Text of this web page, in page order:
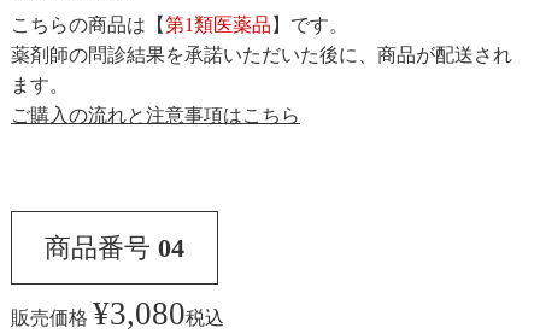
こちらの商品は【第1類医薬品 】です。
薬剤師の問診結果を承諾いただいた後に、商品が配送され
ます。
ご購入の流れと注意事項はこちら
商品番号 04
販売価格 ¥3,080税込